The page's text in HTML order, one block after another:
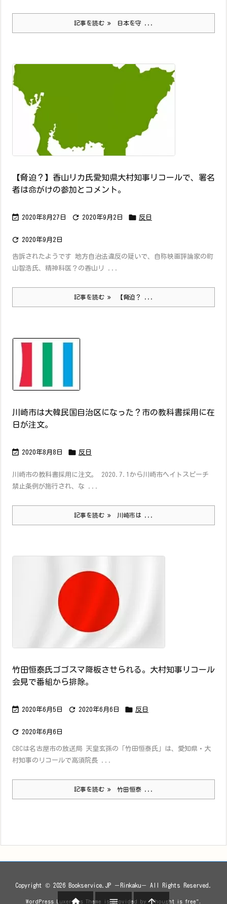
記事を読む 日本を守 ...
【脅迫？】香山リカ氏愛知県大村知事リコールで、署名
者は命がけの参加とコメント。
 2020年8月27日  2020年9月2日  反日
 2020年9月2日
告訴されたようです 地方自治法違反の疑いで、自称映画評論家の町
山智浩氏、精神科医？の香山リ ...
記事を読む 【脅迫？ ...
川崎市は大韓民国自治区になった？市の教科書採用に在
日が注文。
 2020年8月8日  反日
川崎市の教科書採用に注文。 2020.7.1から川崎市ヘイトスピーチ
禁止条例が施行され、な ...
記事を読む 川崎市は ...
竹田恒泰氏ゴゴスマ降板させられる。大村知事リコール
会見で番組から排除。
 2020年6月5日  2020年6月6日  反日
 2020年6月6日
CBCは名古屋市の放送局 天皇玄孫の「竹田恒泰氏」は、愛知県・大
村知事のリコールで高須院長 ...
記事を読む 竹田恒泰 ...
Copyright © 2026 Bookservice.JP －Rinkaku－ All Rights Reserved.
WordPress Luxeritas Theme is provided by "Thought is free".
  